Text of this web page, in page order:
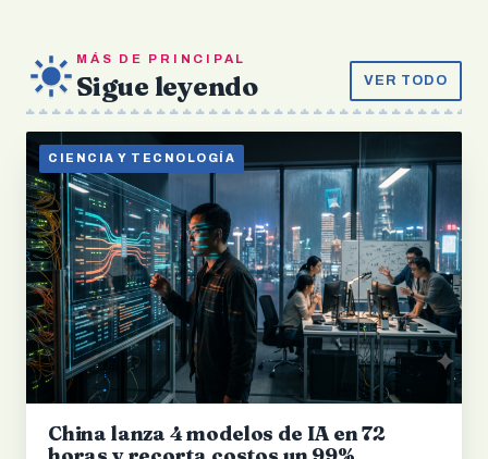
MÁS DE PRINCIPAL
Sigue leyendo VER TODO
CIENCIA Y TECNOLOGÍA
China lanza 4 modelos de IA en 72